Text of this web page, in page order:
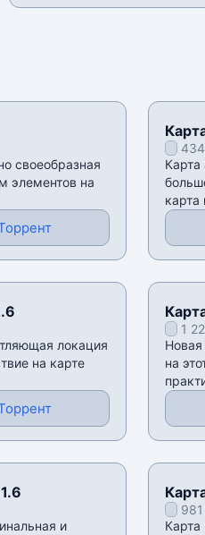
своеобразная
элементов на
434
карта
локация
на карте
1
Новая
на
и
981
Карта